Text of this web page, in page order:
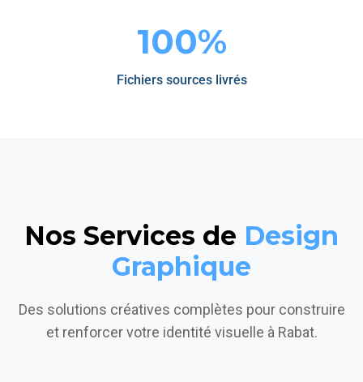
100%
Fichiers sources livrés
Nos Services de Design
Graphique
Des solutions créatives complètes pour construire
et renforcer votre identité visuelle à Rabat.